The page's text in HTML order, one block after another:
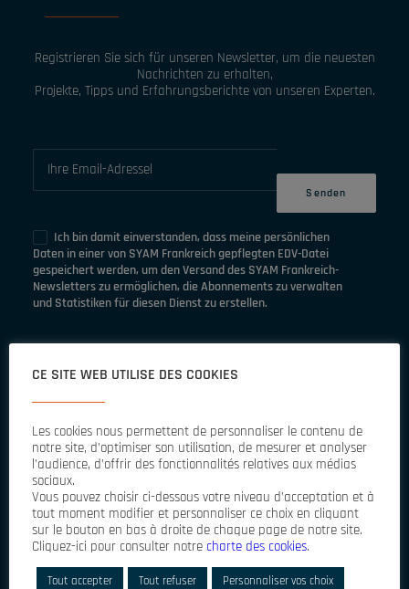
Registrieren Sie sich für unseren Newsletter, um die neuesten
Nachrichten zu erhalten,
Projekte, Tipps und Erfahrungsberichte von unseren Experten.
Ich bin damit einverstanden, dass meine persönlichen
Daten in einer von SYAM Frankreich gepflegten EDV-Datei
gespeichert werden, um den Versand des SYAM Frankreich-
Newsletters zu ermöglichen, die Abonnements zu verwalten
und Statistiken für diesen Dienst zu erstellen.
JEDEM DAS SEINE BEI SYAM
Die Profis im Fensterrahmen
Wartung und Instandhaltung
CE SITE WEB UTILISE DES COOKIES
Les cookies nous permettent de personnaliser le contenu de
notre site, d’optimiser son utilisation, de mesurer et analyser
l’audience, d’offrir des fonctionnalités relatives aux médias
sociaux.
Vous pouvez choisir ci-dessous votre niveau d’acceptation et à
tout moment modifier et personnaliser ce choix en cliquant
sur le bouton en bas à droite de chaque page de notre site.
Cliquez-ici pour consulter notre charte des cookies.
Tout accepter Tout refuser Personnaliser vos choix